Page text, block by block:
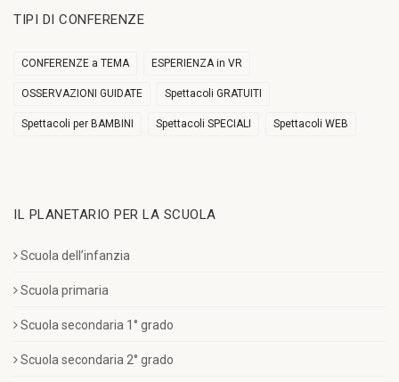
TIPI DI CONFERENZE
CONFERENZE a TEMA ESPERIENZA in VR
OSSERVAZIONI GUIDATE Spettacoli GRATUITI
Spettacoli per BAMBINI Spettacoli SPECIALI Spettacoli WEB
IL PLANETARIO PER LA SCUOLA
Scuola dell’infanzia
Scuola primaria
Scuola secondaria 1° grado
Scuola secondaria 2° grado